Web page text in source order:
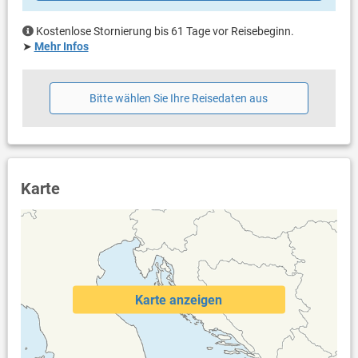
unternehmen.
Kostenlose Stornierung bis 61 Tage vor Reisebeginn.
➤ Mehr Infos
Bitte wählen Sie Ihre Reisedaten aus
Karte
Karte anzeigen